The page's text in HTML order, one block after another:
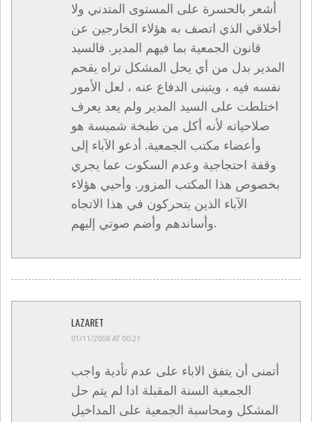
أشعر بالحسرة على المستوى المتدني ولا
أخلاقي الذي اتصف به هؤلاء الخارجين عن
قانون الجمعية بما فيهم المدير. فالسيد
المدير بدل من أي يحل المشكل تراه يقحم
نفسه فيه ، ويتبنى الدفاع عنه ، لعل الأمور
اختلطت على السيد المدير ولم يعد يعرف
صلاحياته لأنه أكل من طبخة شميسة هو
وأعضاء مكتب الجمعية. أدعو الآباء إلى
وقفة احتجاجية وعدم السكوت عما يجري
بخصوص هذا المكتب المزور. وأحيي هؤلاء
الآباء الذين يتحركون في هذا الاتجاه
وأساندهم وأضم صوتي إليهم.
LAZARET
01/11/2008 AT 00:21
أتمنى أن يتفق الاباء على عدم تأدية واجب
الجمعية السنة المقبلة ادا لم يتم حل
المشكل ومحاسبة الجمعية على المداخيل